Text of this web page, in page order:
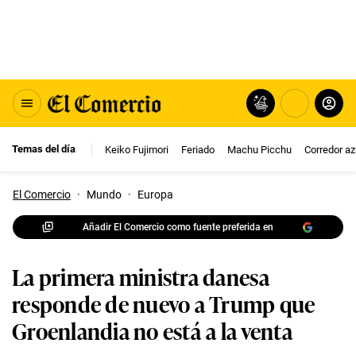
Temas del día Keiko Fujimori Feriado Machu Picchu Corredor
El Comercio · Mundo · Europa
Añadir El Comercio como fuente preferida en
La primera ministra danesa
responde de nuevo a Trump que
Groenlandia no está a la venta